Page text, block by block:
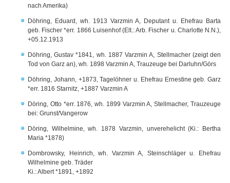
nach Amerika)
Döhring, Eduard, wh. 1913 Varzmin A, Deputant u. Ehefrau Barta
geb. Fischer *err. 1866 Luisenhof (Elt.: Arb. Fischer u. Charlotte N.N.),
+05.12.1913
Döhring, Gustav *1841, wh. 1887 Varzmin A, Stellmacher (zeigt den
Tod von Garz an), wh. 1898 Varzmin A, Trauzeuge bei Darluhn/Görs
Döhring, Johann, +1873, Tagelöhner u. Ehefrau Ernestine geb. Garz
*err. 1816 Starnitz, +1887 Varzmin A
Döring, Otto *err. 1876, wh. 1899 Varzmin A, Stellmacher, Trauzeuge
bei: Grunst/Vangerow
Döring, Wilhelmine, wh. 1878 Varzmin, unverehelicht (Ki.: Bertha
Maria *1878)
Dombrowsky, Heinrich, wh. Varzmin A, Steinschläger u. Ehefrau
Wilhelmine geb. Träder
Ki.: Albert *1891, +1892